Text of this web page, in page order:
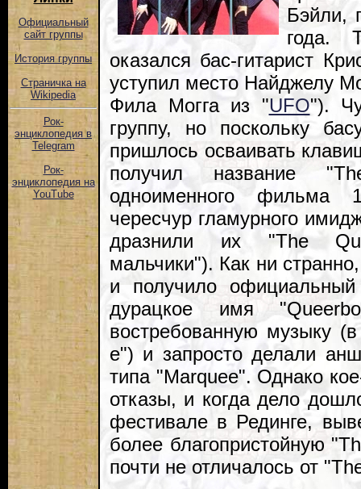
Официальный
сайт группы
История группы
Страничка на
Wikipedia
Рок-
энциклопедия в
Telegram
Рок-
энциклопедия на
YouTube
Бэйли,
года.
оказался бас-гитарист
уступил место Найджелу
Фила Могга из "UFO").
группу, но поскольку
пришлось осваивать
получил название
одноименного фильма
чересчур гламурного
дразнили их "The
мальчики"). Как ни
и получило
дурацкое имя
востребованную музыку
е") и запросто делали
типа "Marquee". Однако
отказы, и когда дело
фестивале в Рединге,
более благопристойную
почти не отличалось от